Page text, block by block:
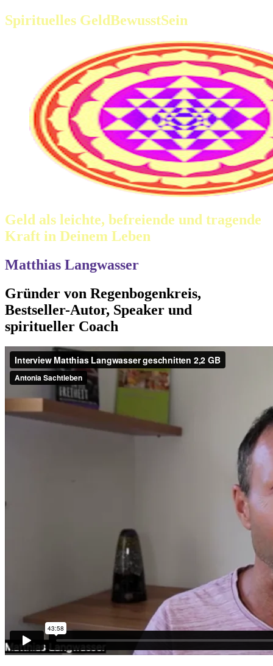
Spirituelles GeldBewusstSein
Geld als leichte, befreiende und tragende
Kraft in Deinem Leben
Matthias Langwasser
Gründer von Regenbogenkreis,
Bestseller-Autor, Speaker und
spiritueller Coach